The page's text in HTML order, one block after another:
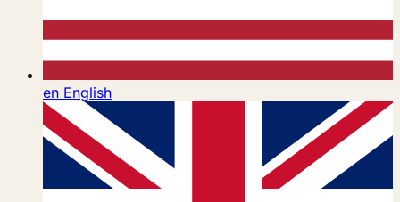
en English